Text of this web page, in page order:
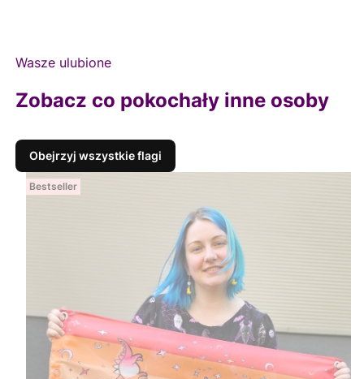
Wasze ulubione
Zobacz co pokochały inne osoby
Obejrzyj wszystkie flagi
Bestseller